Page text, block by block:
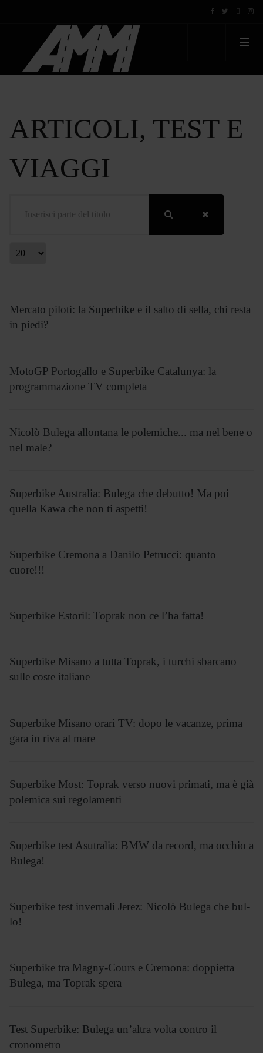
ARTICOLI, TEST E
VIAGGI
Visualizza #
Mercato piloti: la Superbike e il salto di sella, chi resta
in piedi?
MotoGP Portogallo e Superbike Catalunya: la
programmazione TV completa
Nicolò Bulega allontana le polemiche... ma nel bene o
nel male?
Superbike Australia: Bulega che debutto! Ma poi
quella Kawa che non ti aspetti!
Superbike Cremona a Danilo Petrucci: quanto
cuore!!!
Superbike Estoril: Toprak non ce l’ha fatta!
Superbike Misano a tutta Toprak, i turchi sbarcano
sulle coste italiane
Superbike Misano orari TV: dopo le vacanze, prima
gara in riva al mare
Superbike Most: Toprak verso nuovi primati, ma è già
polemica sui regolamenti
Superbike test Asutralia: BMW da record, ma occhio a
Bulega!
Superbike test invernali Jerez: Nicolò Bulega che bul-
lo!
Superbike tra Magny-Cours e Cremona: doppietta
Bulega, ma Toprak spera
Test Superbike: Bulega un’altra volta contro il
cronometro